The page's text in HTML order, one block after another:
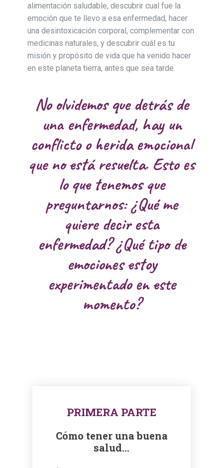
alimentación saludable, descubrir cual fue la
emoción que te llevo a esa enfermedad, hacer
una desintoxicación corporal, complementar con
medicinas naturales, y descubrir cuál es tu
misión y propósito de vida que ha venido hacer
en este planeta tierra, antes que sea tarde.
No olvidemos que detrás de
una enfermedad, hay un
conflicto o herida emocional
que no está resuelta. Esto es
lo que tenemos que
preguntarnos: ¿Qué me
quiere decir esta
enfermedad? ¿Qué tipo de
emociones estoy
experimentado en este
momento?
PRIMERA PARTE
Cómo tener una buena
salud...